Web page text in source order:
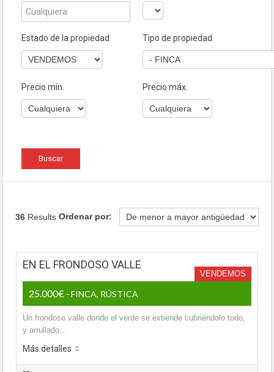
Estado de la propiedad Tipo de propiedad
Precio mín. Precio máx.
36 Results Ordenar por:
EN EL FRONDOSO VALLE
VENDEMOS
25.000€ - FINCA, RÚSTICA
Un frondoso valle donde el verde se extiende cubriéndolo todo,
y arrullado…
Más detalles